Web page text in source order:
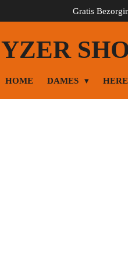
Gratis
HOME DAMES